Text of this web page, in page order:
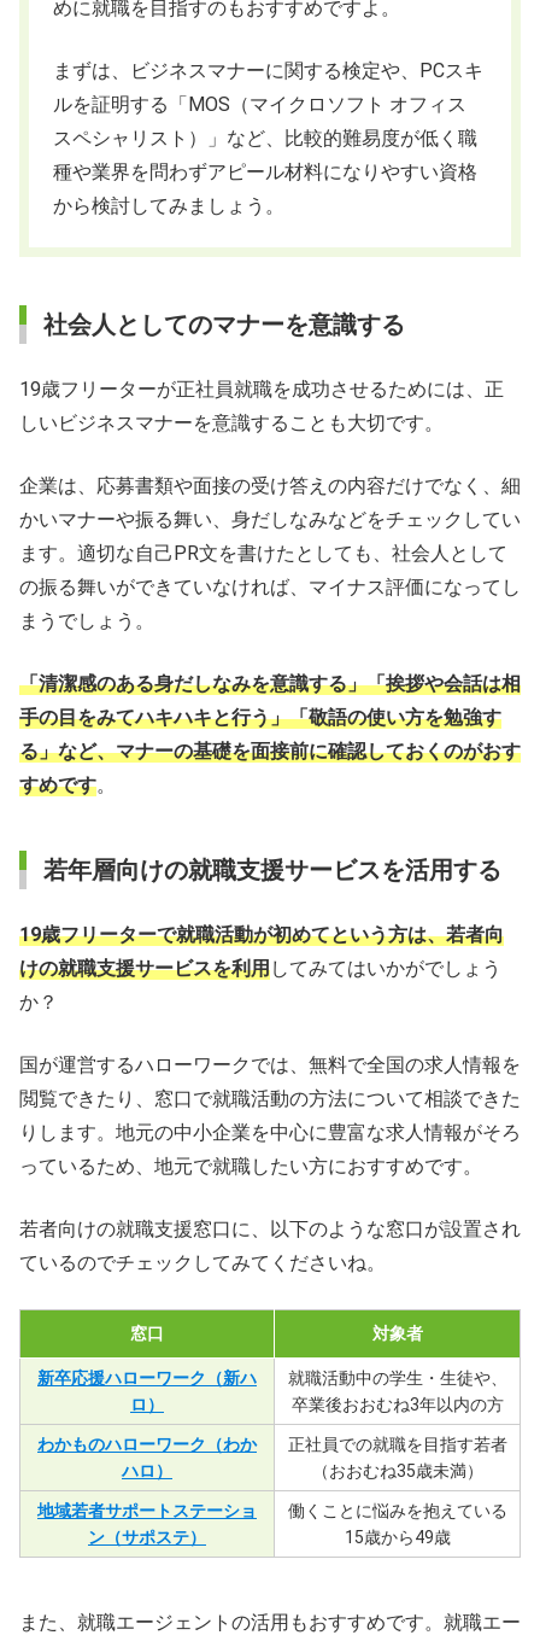
めに就職を目指すのもおすすめですよ。
まずは、ビジネスマナーに関する検定や、PCスキ
ルを証明する「MOS（マイクロソフト オフィス
スペシャリスト）」など、比較的難易度が低く職
種や業界を問わずアピール材料になりやすい資格
から検討してみましょう。
社会人としてのマナーを意識する
19歳フリーターが正社員就職を成功させるためには、正
しいビジネスマナーを意識することも大切です。
企業は、応募書類や面接の受け答えの内容だけでなく、細
かいマナーや振る舞い、身だしなみなどをチェックしてい
ます。適切な自己PR文を書けたとしても、社会人として
の振る舞いができていなければ、マイナス評価になってし
まうでしょう。
「清潔感のある身だしなみを意識する」「挨拶や会話は相
手の目をみてハキハキと行う」「敬語の使い方を勉強す
る」など、マナーの基礎を面接前に確認しておくのがおす
すめです。
若年層向けの就職支援サービスを活用する
19歳フリーターで就職活動が初めてという方は、若者向
けの就職支援サービスを利用してみてはいかがでしょう
か？
国が運営するハローワークでは、無料で全国の求人情報を
閲覧できたり、窓口で就職活動の方法について相談できた
りします。地元の中小企業を中心に豊富な求人情報がそろ
っているため、地元で就職したい方におすすめです。
若者向けの就職支援窓口に、以下のような窓口が設置され
ているのでチェックしてみてくださいね。
窓口 対象者
新卒応援ハローワーク（新ハ
ロ）
就職活動中の学生・生徒や、
卒業後おおむね3年以内の方
わかものハローワーク（わか
ハロ）
正社員での就職を目指す若者
（おおむね35歳未満）
地域若者サポートステーショ
ン（サポステ）
働くことに悩みを抱えている
15歳から49歳
また、就職エージェントの活用もおすすめです。就職エー